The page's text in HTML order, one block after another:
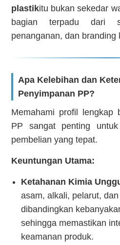
plastikitu bukan sekedar
bagian terpadu dari
penanganan, dan branding
Apa Kelebihan dan
Penyimpanan PP?
Memahami profil lengkap
PP sangat penting
pembelian yang tepat.
Keuntungan Utama:
Ketahanan Kimia
asam, alkali, pelarut,
dibandingkan
sehingga memastikan
keamanan produk.